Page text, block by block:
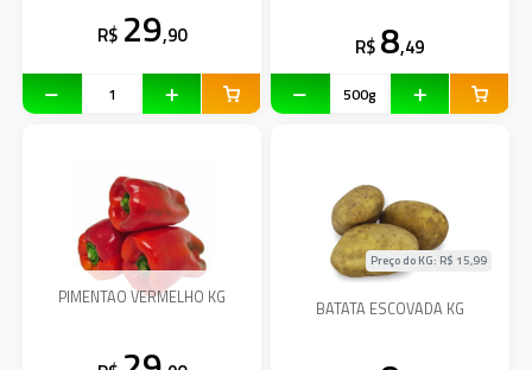
R$ 29,90 R$ 8,49
PIMENTAO VERMELHO KG
BATATA ESCOVADA KG
Preço do KG: R$ 15,99